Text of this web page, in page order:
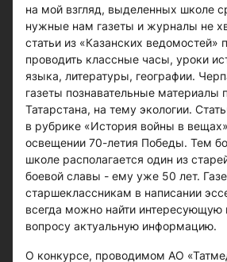
на мой взгляд, выделенных школе
нужные нам газеты и журналы не
статьи из «Казанских ведомостей»
проводить классные часы, уроки
языка, литературы, географии.
газеты познавательные материалы
Татарстана, на тему экологии.
в рубрике «История войны в
освещении 70-летия Победы. Тем
школе располагается один из
боевой славы - ему уже 50 лет.
старшеклассникам в написании
всегда можно найти интересующую
вопросу актуальную информацию.
О конкурсе, проводимом АО